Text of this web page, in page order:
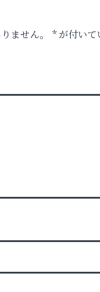
ません。 *が付いて